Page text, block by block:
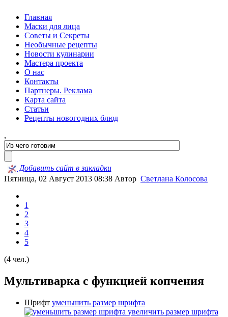
Главная
Маски для лица
Советы и Секреты
Необычные рецепты
Новости кулинарии
Мастера проекта
О нас
Контакты
Партнеры. Реклама
Карта сайта
Статьи
Рецепты новогодних блюд
,
Добавить сайт в закладки
Пятница, 02 Август 2013 08:38 Автор Светлана Колосова
1
2
3
4
5
(4 чел.)
Мультиварка с функцией копчения
Шрифт уменьшить размер шрифта
увеличить размер шрифта